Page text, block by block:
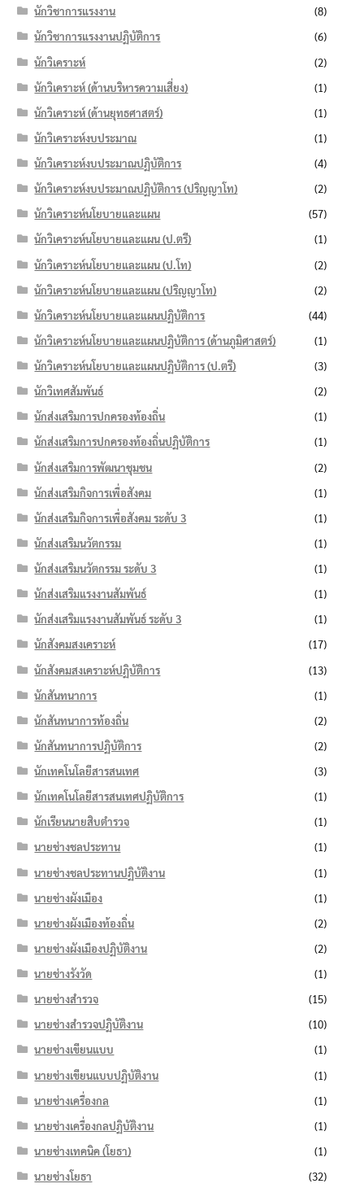
นักวิชาการแรงงาน
(8)
นักวิชาการแรงงานปฏิบัติการ
(6)
นักวิเคราะห์
(2)
นักวิเคราะห์ (ด้านบริหารความเสี่ยง)
(1)
นักวิเคราะห์ (ด้านยุทธศาสตร์)
(1)
นักวิเคราะห์งบประมาณ
(1)
นักวิเคราะห์งบประมาณปฏิบัติการ
(4)
นักวิเคราะห์งบประมาณปฏิบัติการ (ปริญญาโท)
(2)
นักวิเคราะห์นโยบายและแผน
(57)
นักวิเคราะห์นโยบายและแผน (ป.ตรี)
(1)
นักวิเคราะห์นโยบายและแผน (ป.โท)
(2)
นักวิเคราะห์นโยบายและแผน (ปริญญาโท)
(2)
นักวิเคราะห์นโยบายและแผนปฏิบัติการ
(44)
นักวิเคราะห์นโยบายและแผนปฏิบัติการ (ด้านภูมิศาสตร์)
(1)
นักวิเคราะห์นโยบายและแผนปฏิบัติการ (ป.ตรี)
(3)
นักวิเทศสัมพันธ์
(2)
นักส่งเสริมการปกครองท้องถิ่น
(1)
นักส่งเสริมการปกครองท้องถิ่นปฏิบัติการ
(1)
นักส่งเสริมการพัฒนาชุมชน
(2)
นักส่งเสริมกิจการเพื่อสังคม
(1)
นักส่งเสริมกิจการเพื่อสังคม ระดับ 3
(1)
นักส่งเสริมนวัตกรรม
(1)
นักส่งเสริมนวัตกรรม ระดับ 3
(1)
นักส่งเสริมแรงงานสัมพันธ์
(1)
นักส่งเสริมแรงงานสัมพันธ์ ระดับ 3
(1)
นักสังคมสงเคราะห์
(17)
นักสังคมสงเคราะห์ปฏิบัติการ
(13)
นักสันทนาการ
(1)
นักสันทนาการท้องถิ่น
(2)
นักสันทนาการปฏิบัติการ
(2)
นักเทคโนโลยีสารสนเทศ
(3)
นักเทคโนโลยีสารสนเทศปฏิบัติการ
(1)
นักเรียนนายสิบตำรวจ
(1)
นายช่างชลประทาน
(1)
นายช่างชลประทานปฏิบัติงาน
(1)
นายช่างผังเมือง
(1)
นายช่างผังเมืองท้องถิ่น
(2)
นายช่างผังเมืองปฏิบัติงาน
(2)
นายช่างรังวัด
(1)
นายช่างสำรวจ
(15)
นายช่างสำรวจปฏิบัติงาน
(10)
นายช่างเขียนแบบ
(1)
นายช่างเขียนแบบปฏิบัติงาน
(1)
นายช่างเครื่องกล
(1)
นายช่างเครื่องกลปฏิบัติงาน
(1)
นายช่างเทคนิค (โยธา)
(1)
นายช่างโยธา
(32)